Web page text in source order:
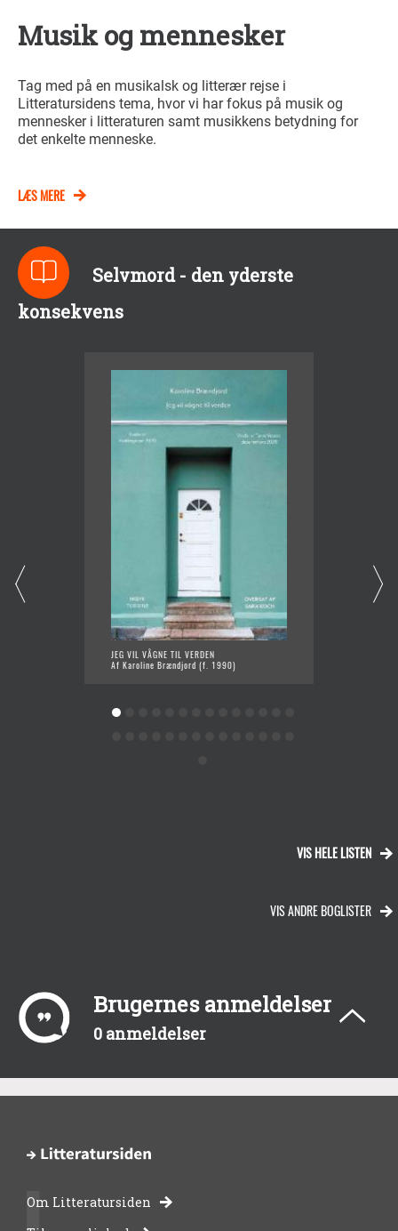
Musik og mennesker
Tag med på en musikalsk og litterær rejse i
Litteratursidens tema, hvor vi har fokus på musik og
mennesker i litteraturen samt musikkens betydning for
det enkelte menneske.
LÆS MERE
Selvmord - den yderste
konsekvens
JEG VIL VÅGNE TIL VERDEN
Af Karoline Brændjord (f. 1990)
VIS HELE LISTEN
VIS ANDRE BOGLISTER
Brugernes anmeldelser
0 anmeldelser
Om Litteratursiden